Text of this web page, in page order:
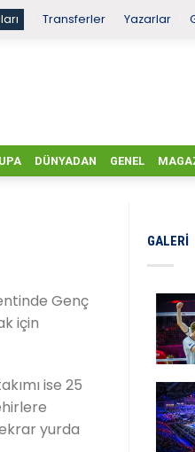
Transferler Yazarlar
DÜNYADAN GENEL
Genç
için
ise 25
yurda
GALERI